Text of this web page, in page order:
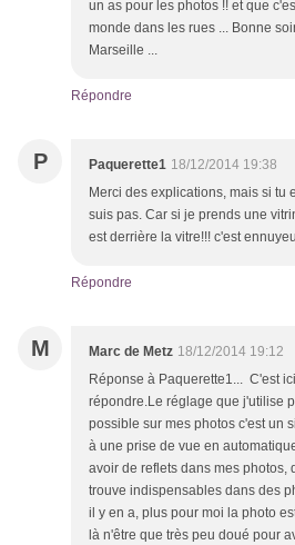
un as pour les photos !! et que
monde dans les rues ... Bonne
Marseille ...
Répondre
P Paquerette1 18/12/2014 19:38
Merci des explications, mais si tu
suis pas. Car si je prends une
est derrière la vitre!!! c'est
Répondre
M Marc de Metz 18/12/2014 19:12
Réponse à Paquerette1... C'est
répondre.Le réglage que j'utilise
possible sur mes photos c'est un
à une prise de vue en
avoir de reflets dans mes photos,
trouve indispensables dans des
il y en a, plus pour moi la photo
là n'être que très peu doué pour